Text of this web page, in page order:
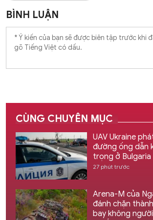
BÌNH LUẬN
CÙNG CHUYÊN MỤC
UAV Ukraine
đường ống dẫn
trọng ở Bulgaria
27 phút trước
Arena-M của
đánh chặn
bay không